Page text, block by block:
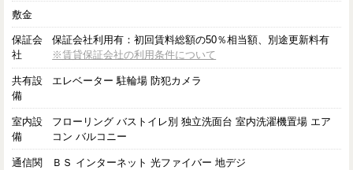
敷金
保証会
社
保証会社利用有：初回賃料総額の50％相当額、別途更新料有
※賃貸保証会社の利用条件について
共有設
備
エレベーター 駐輪場 防犯カメラ
室内設
備
フローリング バストイレ別 独立洗面台 室内洗濯機置場 エア
コン バルコニー
通信関
ＢＳ インターネット 光ファイバー 地デジ